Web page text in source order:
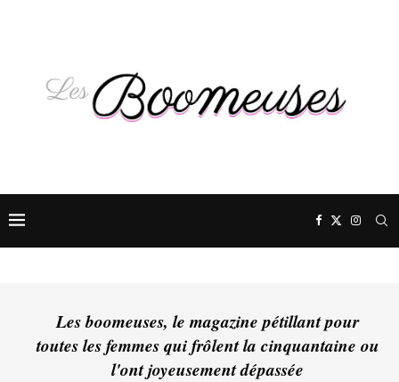
Les boomeuses, le magazine pétillant pour
toutes les femmes qui frôlent la cinquantaine ou
l'ont joyeusement dépassée